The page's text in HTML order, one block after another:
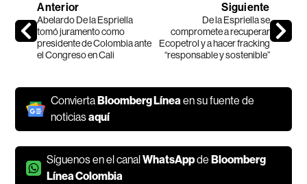
Anterior
Abelardo De la Espriella
tomó juramento como
presidente de Colombia ante
el Congreso en Cali
Siguiente
De la Espriella se
compromete a recuperar
Ecopetrol y a hacer fracking
“responsable y sostenible”
ConviertaBloomberg Líneaen su fuente de
noticiasaquí
Síguenos en el canalWhatsAppdeBloomberg
Línea Colombia